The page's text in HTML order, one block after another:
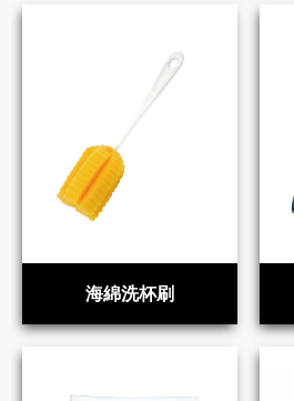
海綿洗杯刷